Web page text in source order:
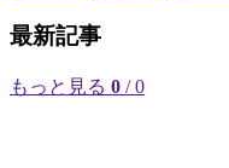
最新記事
もっと見る 0 / 0